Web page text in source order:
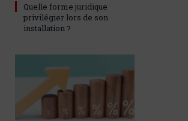
Quelle forme juridique
privilégier lors de son
installation ?